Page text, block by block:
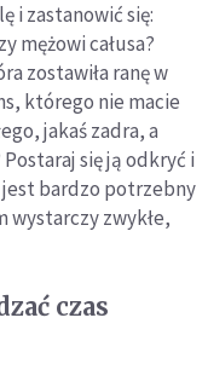
i zastanowić się:
mężowi całusa?
zostawiła ranę w
którego nie macie
jakaś zadra, a
się ją odkryć i
bardzo potrzebny
wystarczy zwykłe,
czas